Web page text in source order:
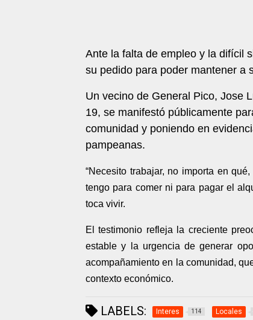
Ante la falta de empleo y la difícil
su pedido para poder mantener a
Un vecino de General Pico, Jose
19, se manifestó públicamente
comunidad y poniendo en
pampeanas.
“Necesito trabajar, no importa en
tengo para comer ni para pagar el
toca vivir.
El testimonio refleja la creciente
estable y la urgencia de generar
acompañamiento en la comunidad,
contexto económico.
LABELS: Interes 114 Locales